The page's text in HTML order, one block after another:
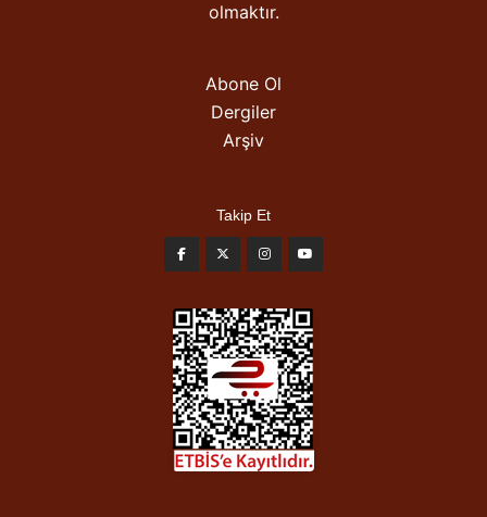
olmaktır.
Abone Ol
Dergiler
Arşiv
Takip Et